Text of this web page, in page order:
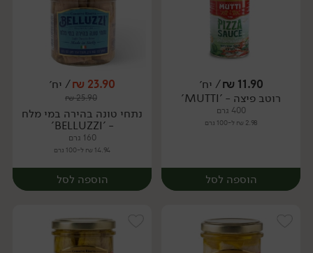
יח׳ יח׳
11.90
₪/ יח׳
רוטב פיצה - 'MUTTI'
400 גרם
2.98 ₪ ל-100 גרם
הוספה לסל
23.90
₪/ יח׳
25.90
₪
נתחי טונה בהירה במי מלח
- 'BELLUZZI'
160 גרם
14.94 ₪ ל-100 גרם
הוספה לסל